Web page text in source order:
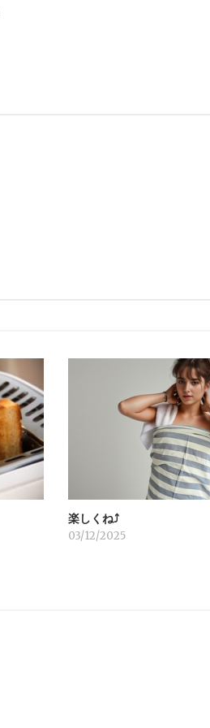
楽しくね⤴︎
03/12/2025